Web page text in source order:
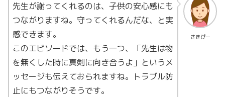
さきぴー
先生が謝ってくれるのは、子供の安心感にも
つながりますね。守ってくれるんだな、と実
感できます。
このエピソードでは、もう一つ、「先生は物
を無くした時に真剣に向き合うよ」というメ
ッセージも伝えておられますね。トラブル防
止にもつながりそうです。